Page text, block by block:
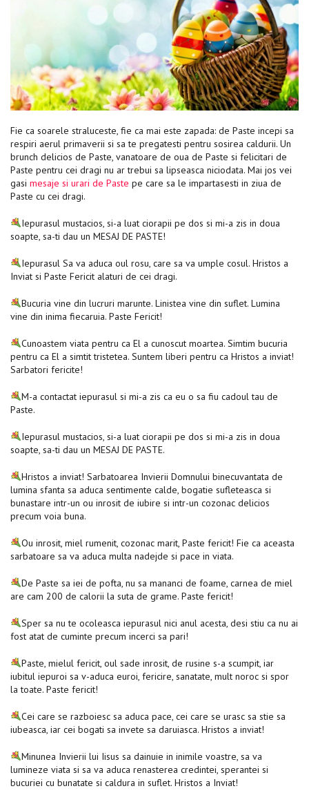
Fie ca soarele straluceste, fie ca mai este zapada: de Paste incepi sa
respiri aerul primaverii si sa te pregatesti pentru sosirea caldurii. Un
brunch delicios de Paste, vanatoare de oua de Paste si felicitari de
Paste pentru cei dragi nu ar trebui sa lipseasca niciodata. Mai jos vei
gasi mesaje si urari de Paste pe care sa le impartasesti in ziua de
Paste cu cei dragi.
Iepurasul mustacios, si-a luat ciorapii pe dos si mi-a zis in doua
soapte, sa-ti dau un MESAJ DE PASTE!
Iepurasul Sa va aduca oul rosu, care sa va umple cosul. Hristos a
Inviat si Paste Fericit alaturi de cei dragi.
Bucuria vine din lucruri marunte. Linistea vine din suflet. Lumina
vine din inima fiecaruia. Paste Fericit!
Cunoastem viata pentru ca El a cunoscut moartea. Simtim bucuria
pentru ca El a simtit tristetea. Suntem liberi pentru ca Hristos a inviat!
Sarbatori fericite!
M-a contactat iepurasul si mi-a zis ca eu o sa fiu cadoul tau de
Paste.
Iepurasul mustacios, si-a luat ciorapii pe dos si mi-a zis in doua
soapte, sa-ti dau un MESAJ DE PASTE.
Hristos a inviat! Sarbatoarea Invierii Domnului binecuvantata de
lumina sfanta sa aduca sentimente calde, bogatie sufleteasca si
bunastare intr-un ou inrosit de iubire si intr-un cozonac delicios
precum voia buna.
Ou inrosit, miel rumenit, cozonac marit, Paste fericit! Fie ca aceasta
sarbatoare sa va aduca multa nadejde si pace in viata.
De Paste sa iei de pofta, nu sa mananci de foame, carnea de miel
are cam 200 de calorii la suta de grame. Paste fericit!
Sper sa nu te ocoleasca iepurasul nici anul acesta, desi stiu ca nu ai
fost atat de cuminte precum incerci sa pari!
Paste, mielul fericit, oul sade inrosit, de rusine s-a scumpit, iar
iubitul iepuroi sa v-aduca euroi, fericire, sanatate, mult noroc si spor
la toate. Paste fericit!
Cei care se razboiesc sa aduca pace, cei care se urasc sa stie sa
iubeasca, iar cei bogati sa invete sa daruiasca. Hristos a inviat!
Minunea Invierii lui Iisus sa dainuie in inimile voastre, sa va
lumineze viata si sa va aduca renasterea credintei, sperantei si
bucuriei cu bunatate si caldura in suflet. Hristos a Inviat!